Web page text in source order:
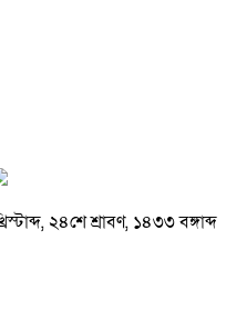
২৪শে শ্রাবণ, ১৪৩৩ বঙ্গাব্দ